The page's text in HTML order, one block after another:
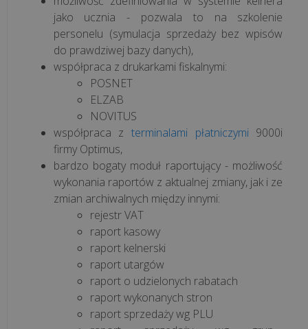
jako ucznia - pozwala to na szkolenie
personelu (symulacja sprzedaży bez wpisów
do prawdziwej bazy danych),
współpraca z drukarkami fiskalnymi:
POSNET
ELZAB
NOVITUS
współpraca z terminalami płatniczymi9000i
firmy Optimus,
bardzo bogaty moduł raportujący - możliwość
wykonania raportów z aktualnej zmiany, jak i ze
zmian archiwalnych między innymi:
rejestr VAT
raport kasowy
raport kelnerski
raport utargów
raport o udzielonych rabatach
raport wykonanych stron
raport sprzedaży wg PLU